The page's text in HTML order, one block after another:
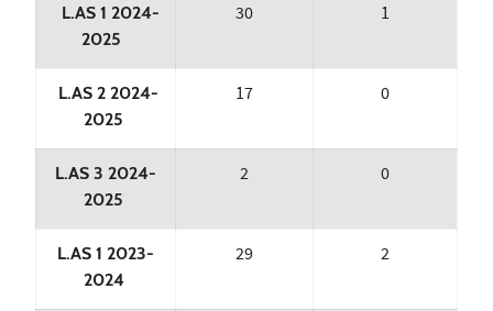
L.AS 1 2024-
2025
30 1
L.AS 2 2024-
2025
17 0
L.AS 3 2024-
2025
2 0
L.AS 1 2023-
2024
29 2